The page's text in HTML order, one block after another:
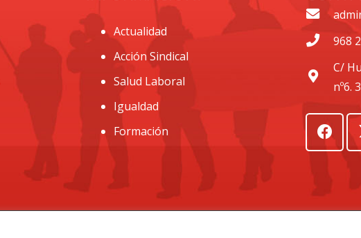
Actualidad
Acción Sindical
Salud Laboral
Igualdad
Formación
968
C/
nº6.